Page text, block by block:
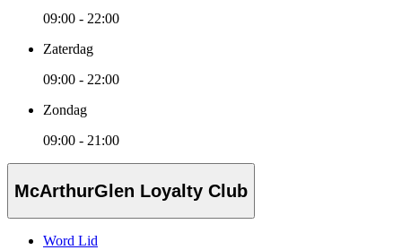
09:00 - 22:00
Zaterdag
09:00 - 22:00
Zondag
09:00 - 21:00
McArthurGlen Loyalty Club
Word Lid